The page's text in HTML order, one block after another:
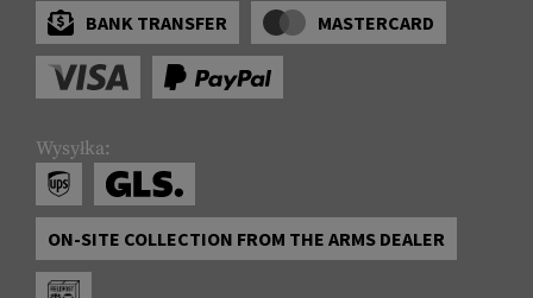
BANK TRANSFER
MASTERCARD
Wysyłka:
ON-SITE COLLECTION FROM THE ARMS DEALER